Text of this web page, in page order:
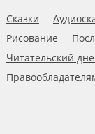
Сказки
Рисование
Читательский